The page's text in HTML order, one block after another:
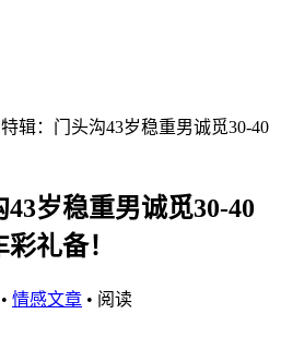
辑：门头沟43岁稳重男诚觅30-40
岁稳重男诚觅30-40
礼备！
• 情感文章 • 阅读